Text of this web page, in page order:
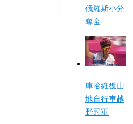
俄羅斯小分
奪金
庫哈維獲山
地自行車越
野冠軍